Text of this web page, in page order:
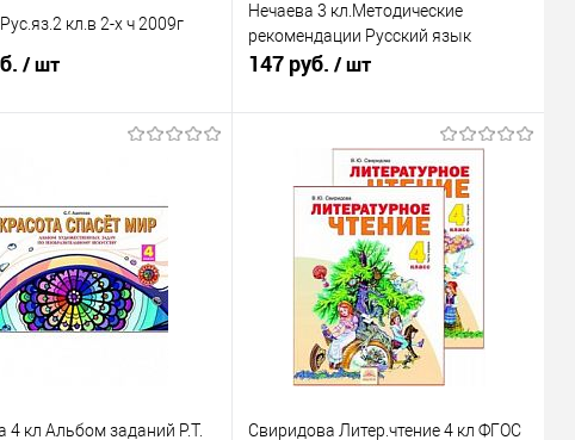
кл.в 2-х ч 2009г
/ шт
в 1 клик
К сравнению
Недоступно
Нечаева 3 кл.Методические
рекомендации Русский язык
147 руб. / шт
Подписаться
Купить в 1 клик
К сравнению
В избранное
Недоступно
4 кл Альбом заданий Р.Т. Свиридова Литер.чтение 4 кл ФГОС